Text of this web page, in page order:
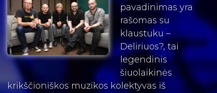
pavadinimas yra
rašomas su
klaustuku –
Deliriuos?, tai
legendinis
šiuolaikinės
krikščioniškos muzikos kolektyvas iš